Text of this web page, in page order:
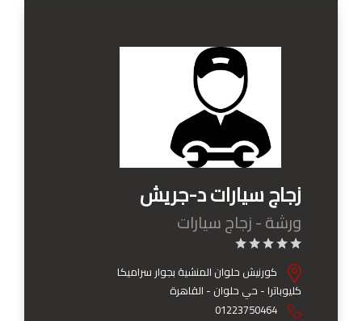
زجاج سيارات د-جريش
ورشة - زجاج سيارات
كورنيش حلوان المنشية بجوار سراميكا
كليوباترا - حي حلوان - القاهرة
01223750464